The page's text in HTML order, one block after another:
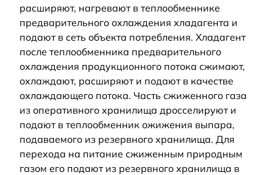
расширяют, нагревают в теплообменнике
предварительного охлаждения хладагента и
подают в сеть объекта потребления. Хладагент
после теплообменника предварительного
охлаждения продукционного потока сжимают,
охлаждают, расширяют и подают в качестве
охлаждающего потока. Часть сжиженного газа
из оперативного хранилища дросселируют и
подают в теплообменник ожижения выпара,
подаваемого из резервного хранилища. Для
перехода на питание сжиженным природным
газом его подают из резервного хранилища в